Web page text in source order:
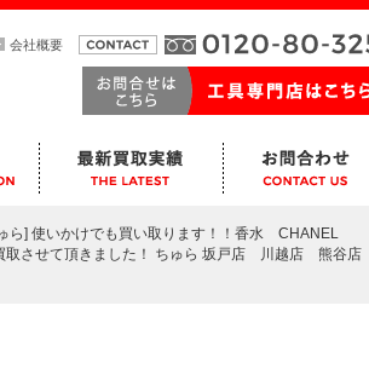
会社概要
ら] 使いかけでも買い取ります！！香水 CHANEL
させて頂きました！ ちゅら 坂戸店 川越店 熊谷店